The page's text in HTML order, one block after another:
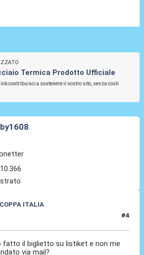
Termica Prodotto Ufficiale
contribuisci a sostenere il nostro sito, senza costi
10.366
ITALIA
#4
fatto il biglietto su listiket e non me
via mail?